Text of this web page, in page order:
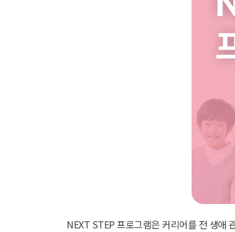
NEXT STEP 프로그램은 커리어를 전 생애